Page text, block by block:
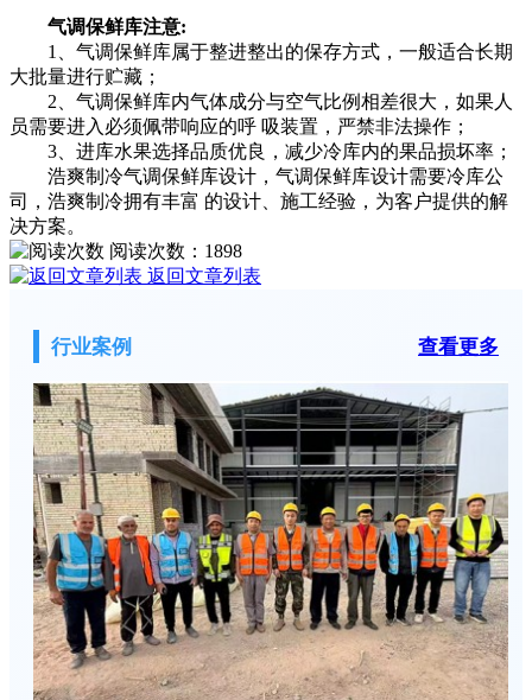
气调保鲜库注意:
1、气调保鲜库属于整进整出的保存方式，一般适合长期
大批量进行贮藏；
2、气调保鲜库内气体成分与空气比例相差很大，如果人
员需要进入必须佩带响应的呼 吸装置，严禁非法操作；
3、进库水果选择品质优良，减少冷库内的果品损坏率；
浩爽制冷气调保鲜库设计，气调保鲜库设计需要冷库公
司，浩爽制冷拥有丰富 的设计、施工经验，为客户提供的解
决方案。
阅读次数： 1898
返回文章列表
行业案例 查看更多